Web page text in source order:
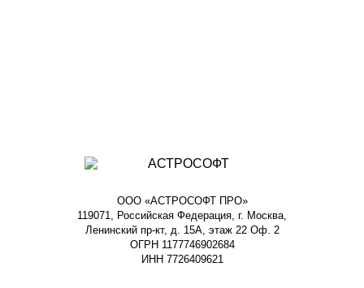
ООО «АСТРОСОФТ ПРО»
119071, Российская Федерация, г. Москва,
Ленинский пр-кт, д. 15А, этаж 22 Оф. 2
ОГРН 1177746902684
ИНН 7726409621